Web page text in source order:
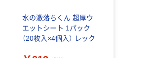
水の激落ちくん 超厚ウ
エットシート 1パック
（20枚入×4個入） レック